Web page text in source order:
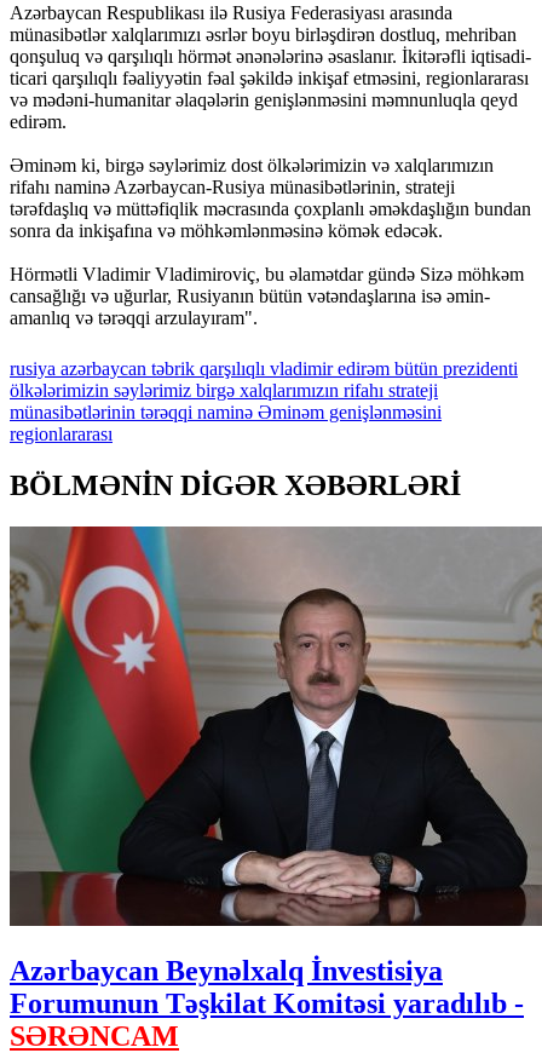
Azərbaycan Respublikası ilə Rusiya Federasiyası arasında
münasibətlər xalqlarımızı əsrlər boyu birləşdirən dostluq, mehriban
qonşuluq və qarşılıqlı hörmət ənənələrinə əsaslanır. İkitərəfli iqtisadi-
ticari qarşılıqlı fəaliyyətin fəal şəkildə inkişaf etməsini, regionlararası
və mədəni-humanitar əlaqələrin genişlənməsini məmnunluqla qeyd
edirəm.
Əminəm ki, birgə səylərimiz dost ölkələrimizin və xalqlarımızın
rifahı naminə Azərbaycan-Rusiya münasibətlərinin, strateji
tərəfdaşlıq və müttəfiqlik məcrasında çoxplanlı əməkdaşlığın bundan
sonra da inkişafına və möhkəmlənməsinə kömək edəcək.
Hörmətli Vladimir Vladimiroviç, bu əlamətdar gündə Sizə möhkəm
cansağlığı və uğurlar, Rusiyanın bütün vətəndaşlarına isə əmin-
amanlıq və tərəqqi arzulayıram".
rusiya azərbaycan təbrik qarşılıqlı vladimiredirəm bütün prezidenti
ölkələrimizin səylərimiz birgə xalqlarımızın rifahı strateji
münasibətlərinin tərəqqi naminə Əminəm genişlənməsini
regionlararası
BÖLMƏNİN DİGƏR XƏBƏRLƏRİ
Azərbaycan Beynəlxalq İnvestisiya
Forumunun Təşkilat Komitəsi yaradılıb -
SƏRƏNCAM